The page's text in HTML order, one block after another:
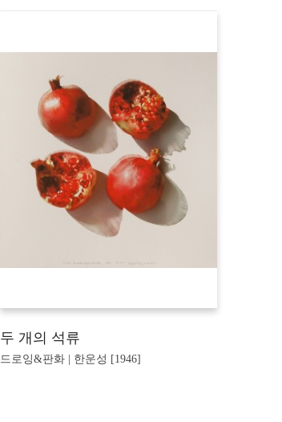
두 개의 석류
드로잉&판화 | 한운성 [1946]